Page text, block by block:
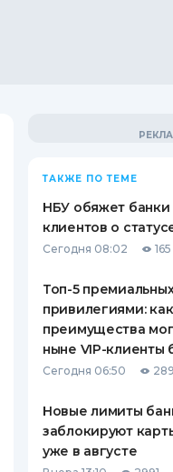
ТАКЖЕ ПО ТЕМЕ
НБУ обяжет
клиентов о
Сегодня 08:02 165
Топ-5
привилегиями:
преимущества
ныне VIP-клиенты
Сегодня 06:50 289
Новые лимиты
заблокируют
уже в августе